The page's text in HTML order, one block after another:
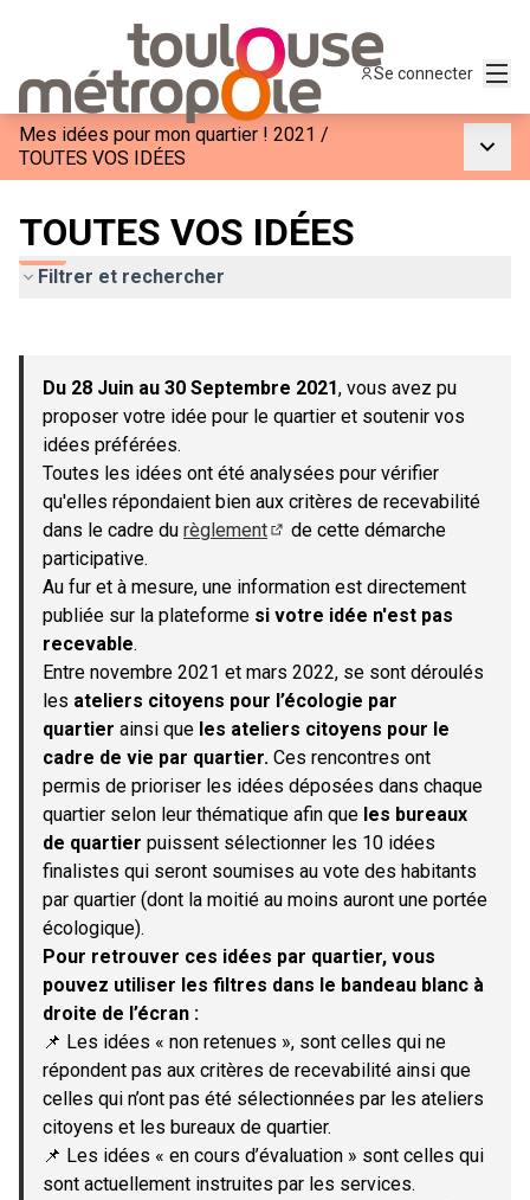
Se connecter
Mes idées pour mon quartier ! 2021 /
TOUTES VOS IDÉES
TOUTES VOS IDÉES
Filtrer et rechercher
−
Du 28 Juin au 30 Septembre 2021, vous avez pu
proposer votre idée pour le quartier et soutenir vos
idées préférées.
Toutes les idées ont été analysées pour vérifier
qu'elles répondaient bien aux critères de recevabilité
dans le cadre du règlement
de cette démarche
participative.
Au fur et à mesure, une information est directement
publiée sur la plateforme si votre idée n'est pas
recevable.
Entre novembre 2021 et mars 2022, se sont déroulés
les ateliers citoyens pour l’écologie par
quartier ainsi que les ateliers citoyens pour le
cadre de vie par quartier. Ces rencontres ont
permis de prioriser les idées déposées dans chaque
quartier selon leur thématique afin que les bureaux
de quartier puissent sélectionner les 10 idées
finalistes qui seront soumises au vote des habitants
par quartier (dont la moitié au moins auront une portée
écologique).
Pour retrouver ces idées par quartier, vous
pouvez utiliser les filtres dans le bandeau blanc à
droite de l’écran :
📌 Les idées « non retenues », sont celles qui ne
répondent pas aux critères de recevabilité ainsi que
celles qui n’ont pas été sélectionnées par les ateliers
citoyens et les bureaux de quartier.
📌 Les idées « en cours d’évaluation » sont celles qui
sont actuellement instruites par les services.